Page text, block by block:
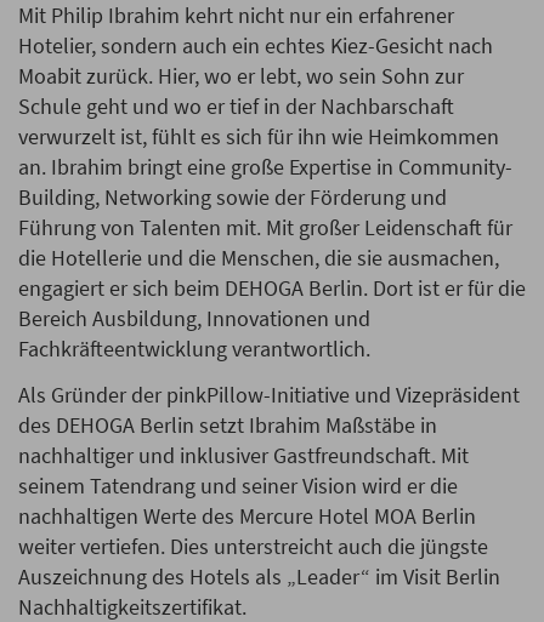
Mit Philip Ibrahim kehrt nicht nur ein erfahrener
Hotelier, sondern auch ein echtes Kiez-Gesicht nach
Moabit zurück. Hier, wo er lebt, wo sein Sohn zur
Schule geht und wo er tief in der Nachbarschaft
verwurzelt ist, fühlt es sich für ihn wie Heimkommen
an. Ibrahim bringt eine große Expertise in Community-
Building, Networking sowie der Förderung und
Führung von Talenten mit. Mit großer Leidenschaft für
die Hotellerie und die Menschen, die sie ausmachen,
engagiert er sich beim DEHOGA Berlin. Dort ist er für die
Bereich Ausbildung, Innovationen und
Fachkräfteentwicklung verantwortlich.
Als Gründer der pinkPillow-Initiative und Vizepräsident
des DEHOGA Berlin setzt Ibrahim Maßstäbe in
nachhaltiger und inklusiver Gastfreundschaft. Mit
seinem Tatendrang und seiner Vision wird er die
nachhaltigen Werte des Mercure Hotel MOA Berlin
weiter vertiefen. Dies unterstreicht auch die jüngste
Auszeichnung des Hotels als „Leader“ im Visit Berlin
Nachhaltigkeitszertifikat.